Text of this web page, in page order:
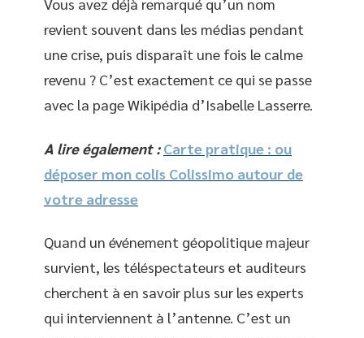
revient souvent dans les médias pendant
une crise, puis disparaît une fois le calme
revenu ? C’est exactement ce qui se passe
avec la page Wikipédia d’Isabelle Lasserre.
A lire également : Carte pratique : ou
déposer mon colis Colissimo autour de
votre adresse
Quand un événement géopolitique majeur
survient, les téléspectateurs et auditeurs
cherchent à en savoir plus sur les experts
qui interviennent à l’antenne. C’est un